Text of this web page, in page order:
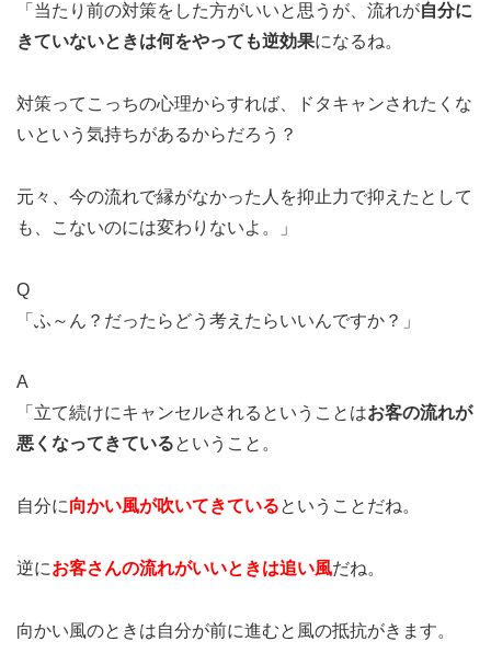
「当たり前の対策をした方がいいと思うが、流れが自分に
きていないときは何をやっても逆効果になるね。
対策ってこっちの心理からすれば、ドタキャンされたくな
いという気持ちがあるからだろう？
元々、今の流れで縁がなかった人を抑止力で抑えたとして
も、こないのには変わりないよ。」
Q
「ふ～ん？だったらどう考えたらいいんですか？」
A
「立て続けにキャンセルされるということはお客の流れが
悪くなってきているということ。
自分に向かい風が吹いてきているということだね。
逆にお客さんの流れがいいときは追い風だね。
向かい風のときは自分が前に進むと風の抵抗がきます。